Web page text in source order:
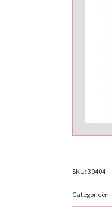
SKU: 30404
Categorieën: